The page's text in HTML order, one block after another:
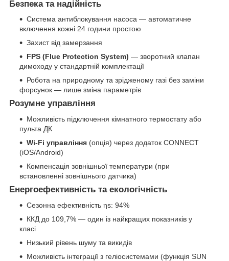
Безпека та надійність
Система антиблокування насоса — автоматичне
включення кожні 24 години простою
Захист від замерзання
FPS (Flue Protection System) — зворотний клапан
димоходу у стандартній комплектації
Робота на природному та зрідженому газі без заміни
форсунок — лише зміна параметрів
Розумне управління
Можливість підключення кімнатного термостату або
пульта ДК
Wi-Fi управління (опція) через додаток CONNECT
(iOS/Android)
Компенсація зовнішньої температури (при
встановленні зовнішнього датчика)
Енергоефективність та екологічність
Сезонна ефективність ηs: 94%
ККД до 109,7% — один із найкращих показників у
класі
Низький рівень шуму та викидів
Можливість інтеграції з геліосистемами (функція SUN